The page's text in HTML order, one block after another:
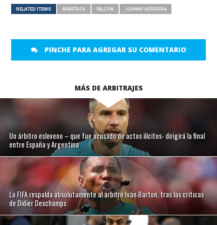
RELATED ITEMS ÁRBITROS FALCÓN JOHNNY HERRERA
PINCHE PARA AGREGAR SU COMENTARIO
MÁS DE ARBITRAJES
Un árbitro esloveno – que fue acusado de actos ilícitos- dirigirá la final
entre España y Argentina
La FIFA respalda absolutamente al árbitro Iván Barton, tras las críticas
de Didier Deschamps